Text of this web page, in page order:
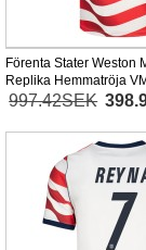
Förenta Stater Weston
Replika Hemmatröja
Kortärmad
997.42SEK